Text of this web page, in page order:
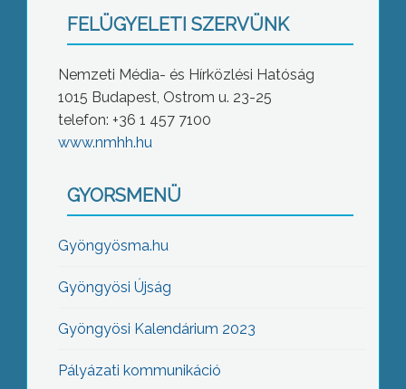
FELÜGYELETI SZERVÜNK
Nemzeti Média- és Hírközlési Hatóság
1015 Budapest, Ostrom u. 23-25
telefon: +36 1 457 7100
www.nmhh.hu
GYORSMENÜ
Gyöngyösma.hu
Gyöngyösi Újság
Gyöngyösi Kalendárium 2023
Pályázati kommunikáció